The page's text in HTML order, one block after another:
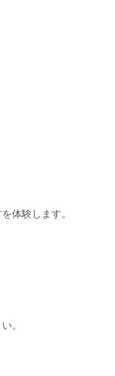
体験します。
。